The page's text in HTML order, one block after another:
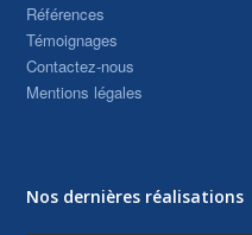
Références
Témoignages
Contactez-nous
Mentions légales
Nos dernières réalisations